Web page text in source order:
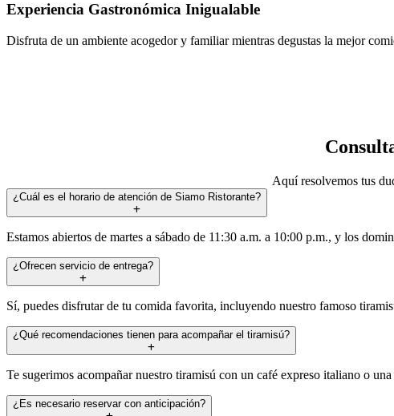
Experiencia Gastronómica Inigualable
Disfruta de un ambiente acogedor y familiar mientras degustas la mejor
Aquí resolvemos tus
¿Cuál es el horario de atención de Siamo Ristorante?
Estamos abiertos de martes a sábado de 11:30 a.m. a 10:00 p.m., y los
¿Ofrecen servicio de entrega?
Sí, puedes disfrutar de tu comida favorita, incluyendo nuestro famoso
¿Qué recomendaciones tienen para acompañar el tiramisú?
Te sugerimos acompañar nuestro tiramisú con un café expreso italiano o
¿Es necesario reservar con anticipación?